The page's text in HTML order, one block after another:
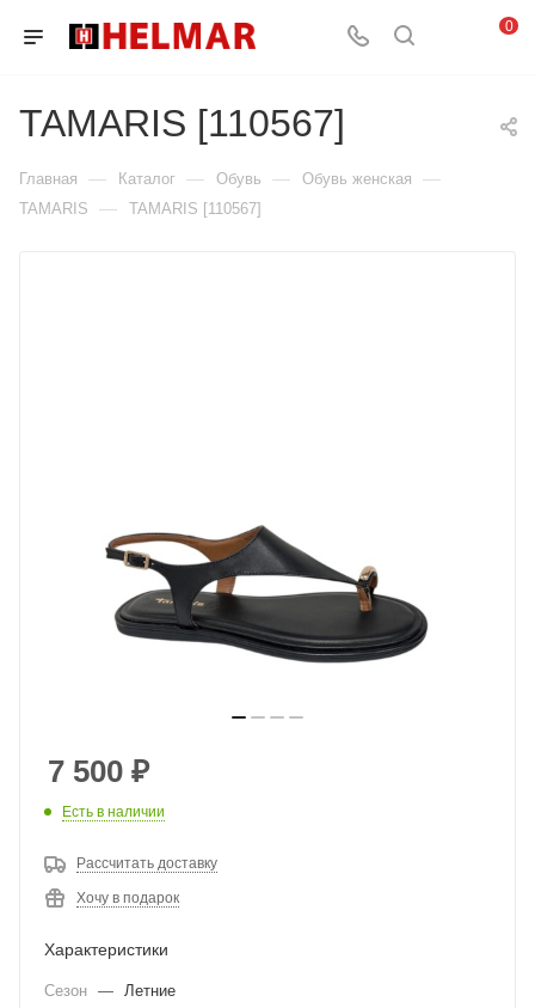
0
TAMARIS [110567]
Главная — Каталог — Обувь — Обувь женская —
TAMARIS — TAMARIS [110567]
7 500 ₽
Есть в наличии
Рассчитать доставку
Хочу в подарок
Характеристики
Сезон —
Летние